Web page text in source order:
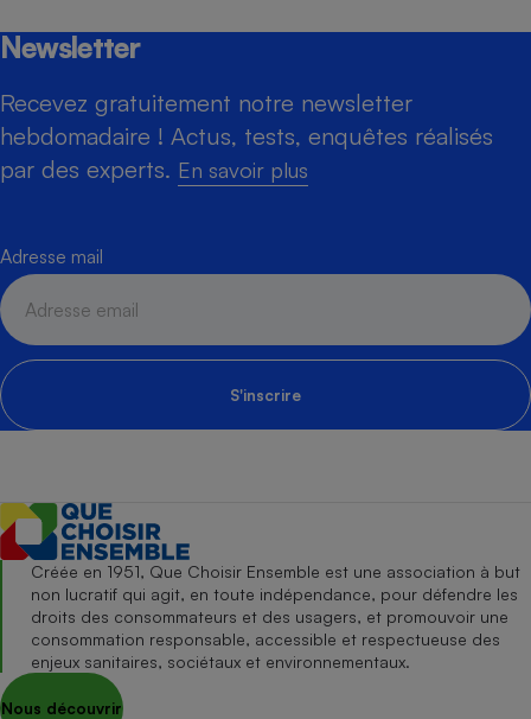
Newsletter
Recevez gratuitement notre newsletter
hebdomadaire ! Actus, tests, enquêtes réalisés
par des experts. En savoir plus
Adresse mail
S'inscrire
Créée en 1951, Que Choisir Ensemble est une association à but
non lucratif qui agit, en toute indépendance, pour défendre les
droits des consommateurs et des usagers, et promouvoir une
consommation responsable, accessible et respectueuse des
enjeux sanitaires, sociétaux et environnementaux.
Nous découvrir